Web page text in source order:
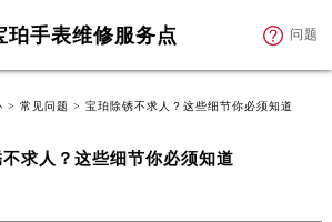
珀手表维修服务点 问题
> 常见问题 > 宝珀除锈不求人？这些细节你必须知道
求人？这些细节你必须知道